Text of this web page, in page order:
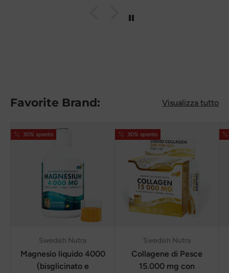
Favorite Brand: Visualizza tutto
30% spento
Swedish Nutra
Magnesio liquido 4000
(bisglicinato e
30% spento
Swedish Nutra
Collagene di Pesce
15.000 mg con